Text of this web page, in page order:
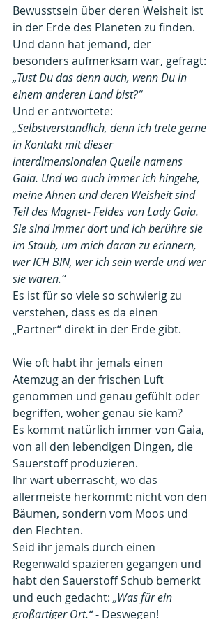
Bewusstsein über deren Weisheit ist
in der Erde des Planeten zu finden.
Und dann hat jemand, der
besonders aufmerksam war, gefragt:
„Tust Du das denn auch, wenn Du in
einem anderen Land bist?“
Und er antwortete:
„Selbstverständlich, denn ich trete gerne
in Kontakt mit dieser
interdimensionalen Quelle namens
Gaia. Und wo auch immer ich hingehe,
meine Ahnen und deren Weisheit sind
Teil des Magnet- Feldes von Lady Gaia.
Sie sind immer dort und ich berühre sie
im Staub, um mich daran zu erinnern,
wer ICH BIN, wer ich sein werde und wer
sie waren.“
Es ist für so viele so schwierig zu
verstehen, dass es da einen
„Partner“ direkt in der Erde gibt.
Wie oft habt ihr jemals einen
Atemzug an der frischen Luft
genommen und genau gefühlt oder
begriffen, woher genau sie kam?
Es kommt natürlich immer von Gaia,
von all den lebendigen Dingen, die
Sauerstoff produzieren.
Ihr wärt überrascht, wo das
allermeiste herkommt: nicht von den
Bäumen, sondern vom Moos und
den Flechten.
Seid ihr jemals durch einen
Regenwald spazieren gegangen und
habt den Sauerstoff Schub bemerkt
und euch gedacht: „Was für ein
großartiger Ort.“ - Deswegen!